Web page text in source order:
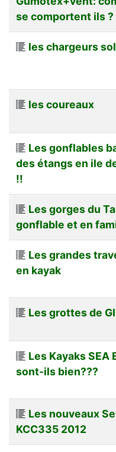
se comportent ils ?
les chargeurs
les coureaux
Les gonflables
des étangs en ile
!!
Les gorges du
gonflable et en
Les grandes
en kayak
Les grottes de
Les Kayaks SEA
sont-ils bien???
Les nouveaux
KCC335 2012